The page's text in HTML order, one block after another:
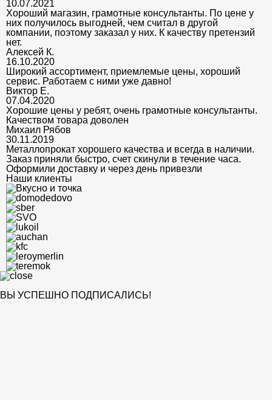
10.07.2021
Хороший магазин, грамотные консультанты. По цене у
них получилось выгодней, чем считал в другой
компании, поэтому заказал у них. К качеству претензий
нет.
Алексей К.
16.10.2020
Широкий ассортимент, приемлемые цены, хороший
сервис. Работаем с ними уже давно!
Виктор Е.
07.04.2020
Хорошие цены у ребят, очень грамотные консультанты.
Качеством товара доволен
Михаил Рябов
30.11.2019
Металлопрокат хорошего качества и всегда в наличии.
Заказ приняли быстро, счет скинули в течение часа.
Оформили доставку и через день привезли
Наши клиенты
ВЫ УСПЕШНО ПОДПИСАЛИСЬ!